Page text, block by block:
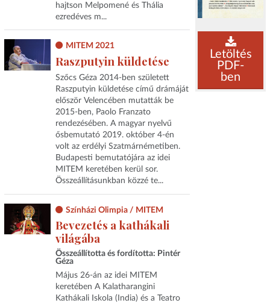
Letöltés
PDF-
ben
hajtson Melpomené és Thália
ezredéves m...
MITEM 2021
Raszputyin küldetése
Szőcs Géza 2014-ben született
Raszputyin küldetése című drámáját
először Velencében mutatták be
2015-ben, Paolo Franzato
rendezésében. A magyar nyelvű
ősbemutató 2019. október 4-én
volt az erdélyi Szatmárnémetiben.
Budapesti bemutatójára az idei
MITEM keretében kerül sor.
Összeállításunkban közzé te...
Színházi Olimpia / MITEM
Bevezetés a kathákali
világába
Összeállította és fordította: Pintér
Géza
Május 26-án az idei MITEM
keretében A Kalatharangini
Kathákali Iskola (India) és a Teatro